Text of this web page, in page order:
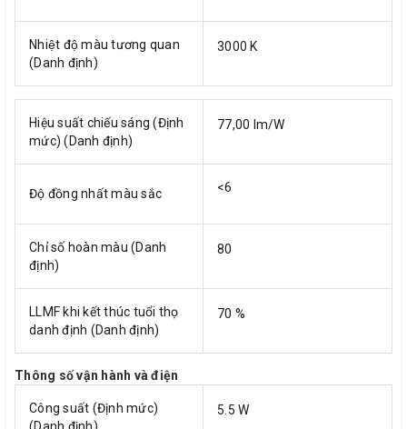
Nhiệt độ màu tương quan
(Danh định)
3000 K
Hiệu suất chiếu sáng (Định
mức) (Danh định)
77,00 lm/W
Độ đồng nhất màu sắc <6
Chỉ số hoàn màu (Danh
định)
80
LLMF khi kết thúc tuổi thọ
danh định (Danh định)
70 %
Thông số vận hành và điện
Công suất (Định mức)
5.5 W